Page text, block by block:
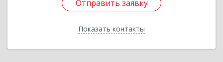
Отправить заявку
Показать контакты
Отправить заявку
Назад